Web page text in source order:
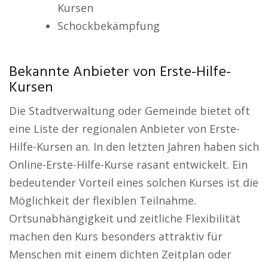
Kursen
Schockbekämpfung
Bekannte Anbieter von Erste-Hilfe-
Kursen
Die Stadtverwaltung oder Gemeinde bietet oft
eine Liste der regionalen Anbieter von Erste-
Hilfe-Kursen an. In den letzten Jahren haben sich
Online-Erste-Hilfe-Kurse rasant entwickelt. Ein
bedeutender Vorteil eines solchen Kurses ist die
Möglichkeit der flexiblen Teilnahme.
Ortsunabhängigkeit und zeitliche Flexibilität
machen den Kurs besonders attraktiv für
Menschen mit einem dichten Zeitplan oder